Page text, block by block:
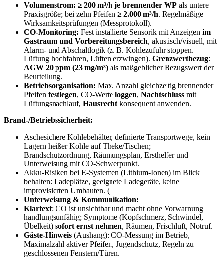
Volumenstrom: ≥ 200 m³/h je brennender WP als untere
Praxisgröße; bei zehn Pfeifen ≥ 2.000 m³/h. Regelmäßige
Wirksamkeitsprüfungen (Messprotokoll).
CO‑Monitoring: Fest installierte Sensorik mit Anzeigen im
Gastraum und Vorbereitungsbereich, akustisch/visuell, mit
Alarm‑ und Abschaltlogik (z. B. Kohlezufuhr stoppen,
Lüftung hochfahren, Lüften erzwingen). Grenzwertbezug:
AGW 20 ppm (23 mg/m³) als maßgeblicher Bezugswert der
Beurteilung.
Betriebsorganisation: Max. Anzahl gleichzeitig brennender
Pfeifen festlegen, CO‑Werte loggen, Nachtschluss mit
Lüftungsnachlauf, Hausrecht konsequent anwenden.
Brand‑/Betriebssicherheit:
Aschesichere Kohlebehälter, definierte Transportwege, kein
Lagern heißer Kohle auf Theke/Tischen;
Brandschutzordnung, Räumungsplan, Ersthelfer und
Unterweisung mit CO‑Schwerpunkt.
Akku‑Risiken bei E‑Systemen (Lithium‑Ionen) im Blick
behalten: Ladeplätze, geeignete Ladegeräte, keine
improvisierten Umbauten. (
Unterweisung & Kommunikation:
Klartext: CO ist unsichtbar und macht ohne Vorwarnung
handlungsunfähig; Symptome (Kopfschmerz, Schwindel,
Übelkeit) sofort ernst nehmen, Räumen, Frischluft, Notruf.
Gäste‑Hinweis (Aushang): CO‑Messung im Betrieb,
Maximalzahl aktiver Pfeifen, Jugendschutz, Regeln zu
geschlossenen Fenstern/Türen.